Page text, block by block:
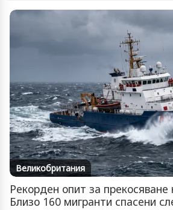
Великобритания
Рекорден опит за
Близо 160 мигранти спасени